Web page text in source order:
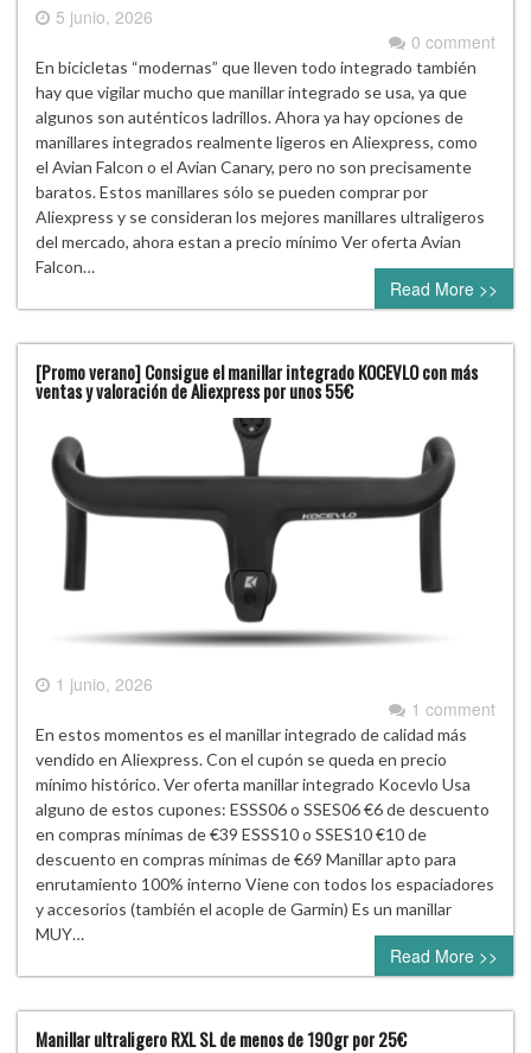
5 junio, 2026
0 comment
En bicicletas “modernas” que lleven todo integrado también
hay que vigilar mucho que manillar integrado se usa, ya que
algunos son auténticos ladrillos. Ahora ya hay opciones de
manillares integrados realmente ligeros en Aliexpress, como
el Avian Falcon o el Avian Canary, pero no son precisamente
baratos. Estos manillares sólo se pueden comprar por
Aliexpress y se consideran los mejores manillares ultraligeros
del mercado, ahora estan a precio mínimo Ver oferta Avian
Falcon…
Read More >>
[Promo verano] Consigue el manillar integrado KOCEVLO con más
ventas y valoración de Aliexpress por unos 55€
1 junio, 2026
1 comment
En estos momentos es el manillar integrado de calidad más
vendido en Aliexpress. Con el cupón se queda en precio
mínimo histórico. Ver oferta manillar integrado Kocevlo Usa
alguno de estos cupones: ESSS06 o SSES06 €6 de descuento
en compras mínimas de €39 ESSS10 o SSES10 €10 de
descuento en compras mínimas de €69 Manillar apto para
enrutamiento 100% interno Viene con todos los espaciadores
y accesorios (también el acople de Garmin) Es un manillar
MUY…
Read More >>
Manillar ultraligero RXL SL de menos de 190gr por 25€